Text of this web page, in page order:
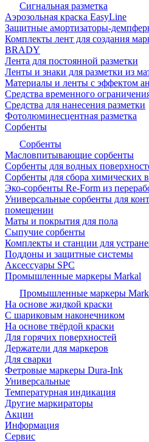
Сигнальная разметка
Аэрозольная краска EasyLine
Защитные амортизаторы-
Комплекты лент для создания
BRADY
Лента для постоянной разметки
Ленты и знаки для разметки из
Материалы и ленты с эффектом
Средства временного
Средства для нанесения разметки
Фотолюминесцентная разметка
Сорбенты
Сорбенты
Масловпитывающие сорбенты
Сорбенты для водных
Сорбенты для сбора химических
Эко-сорбенты Re-Form из
Универсальные сорбенты для
помещении
Маты и покрытия для пола
Сыпучие сорбенты
Комплекты и станции для
Поддоны и защитные системы
Аксессуары SPC
Промышленные маркеры Markal
Промышленные маркеры
На основе жидкой краски
С шариковым наконечником
На основе твёрдой краски
Для горячих поверхностей
Держатели для маркеров
Для сварки
Фетровые маркеры Dura-Ink
Универсальные
Температурная индикация
Другие маркираторы
Акции
Информация
Сервис